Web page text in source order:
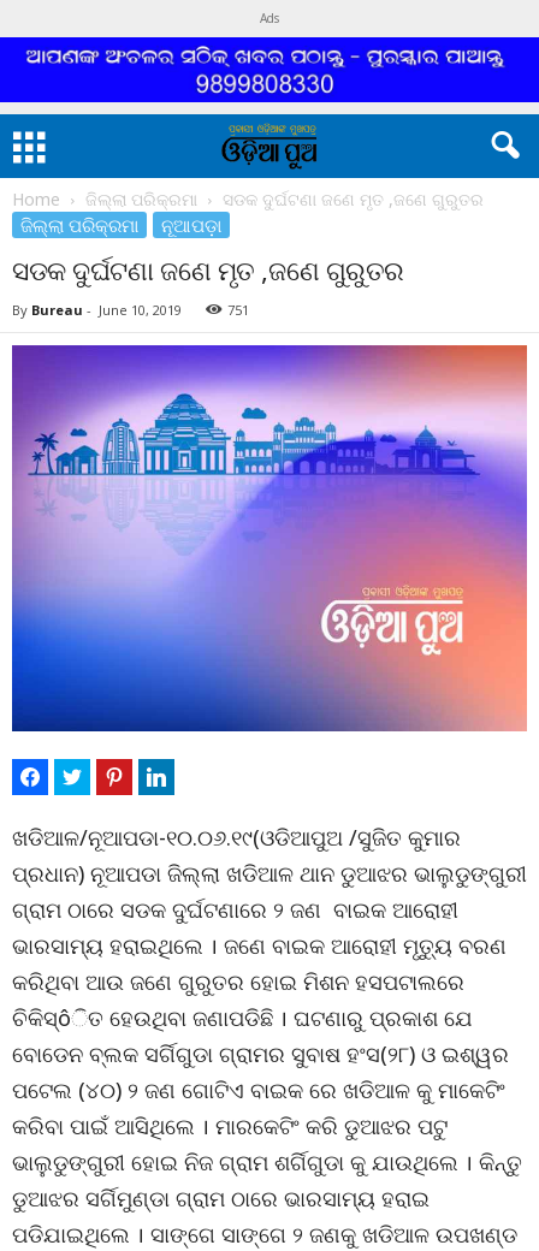
Ads
Home ଜିଲ୍ଲା ପରିକ୍ରମା ସଡକ ଦୁର୍ଘଟଣା ଜଣେ ମୃତ ,ଜଣେ ଗୁରୁତର
ଜିଲ୍ଲା ପରିକ୍ରମା ନୂଆପଡ଼ା
ସଡକ ଦୁର୍ଘଟଣା ଜଣେ ମୃତ ,ଜଣେ ଗୁରୁତର
By Bureau - June 10, 2019 751
ଖଡିଆଳ/ନୂଆପଡା-୧୦.୦୬.୧୯(ଓଡିଆପୁଅ /ସୁଜିତ କୁମାର
ପ୍ରଧାନ) ନୂଆପଡା ଜିଲ୍ଲା ଖଡିଆଳ ଥାନ ଡୁଆଝର ଭାଲୁଡୁଙ୍ଗୁରୀ
ଗ୍ରାମ ଠାରେ ସଡକ ଦୁର୍ଘଟଣାରେ ୨ ଜଣ ବାଇକ ଆରୋହୀ
ଭାରସାମ୍ୟ ହରାଇଥିଲେ । ଜଣେ ବାଇକ ଆରୋହୀ ମୃତୁ୍ୟ ବରଣ
କରିଥିବା ଆଉ ଜଣେ ଗୁରୁତର ହୋଇ ମିଶନ ହସପଟାଲରେ
ଚିକିସ୍ôିତ ହେଉଥିବା ଜଣାପଡିଛି । ଘଟଣାରୁ ପ୍ରକାଶ ଯେ
ବୋଡେନ ବ୍ଲକ ସର୍ଗିଗୁଡା ଗ୍ରାମର ସୁବାଷ ହଂସ(୨୮) ଓ ଇଶ୍ୱର
ପଟେଲ (୪୦) ୨ ଜଣ ଗୋଟିଏ ବାଇକ ରେ ଖଡିଆଳ କୁ ମାକେଟିଂ
କରିବା ପାଇଁ ଆସିଥିଲେ । ମାରକେଟିଂ କରି ଡୁଆଝର ପଟୁ
ଭାଲୁଡୁଙ୍ଗୁରୀ ହୋଇ ନିଜ ଗ୍ରାମ ଶର୍ଗିଗୁଡା କୁ ଯାଉଥିଲେ । କିନ୍ତୁ
ଡୁଆଝର ସର୍ଗିମୁଣ୍ଡା ଗ୍ରାମ ଠାରେ ଭାରସାମ୍ୟ ହରାଇ
ପଡିଯାଇଥିଲେ । ସାଙ୍ଗେ ସାଙ୍ଗେ ୨ ଜଣକୁ ଖଡିଆଳ ଉପଖଣ୍ଡ